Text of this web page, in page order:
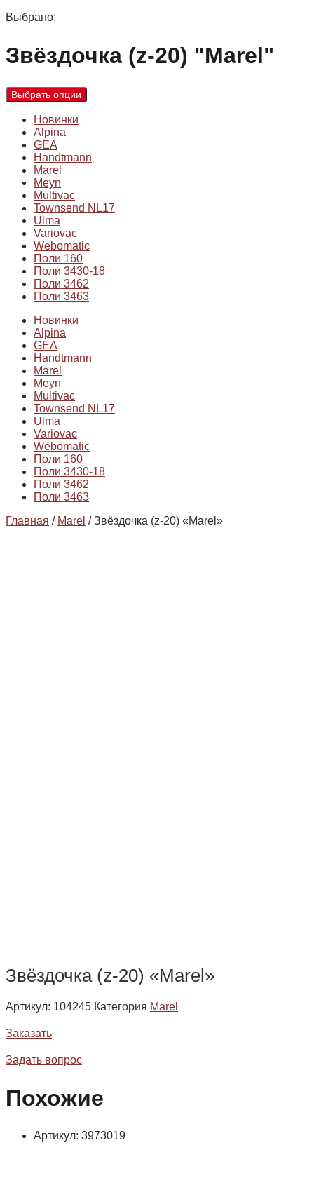
Выбрано:
Звёздочка (z-20) "Marel"
Выбрать опции
Новинки
Alpina
GEA
Handtmann
Marel
Meyn
Multivac
Townsend NL17
Ulma
Variovac
Webomatic
Поли 160
Поли 3430-18
Поли 3462
Поли 3463
Новинки
Alpina
GEA
Handtmann
Marel
Meyn
Multivac
Townsend NL17
Ulma
Variovac
Webomatic
Поли 160
Поли 3430-18
Поли 3462
Поли 3463
Главная / Marel / Звёздочка (z-20) «Marel»
Звёздочка (z-20) «Marel»
Артикул: 104245 Категория Marel
Заказать
Задать вопрос
Похожие
Артикул: 3973019